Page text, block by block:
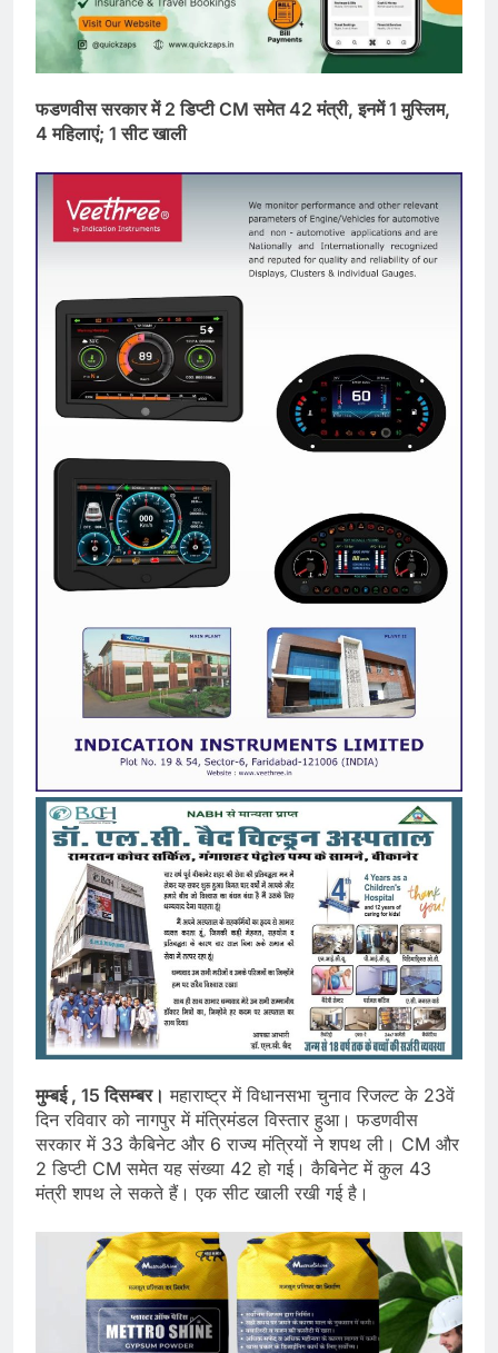
फडणवीस सरकार में 2 डिप्टी CM समेत 42 मंत्री, इनमें 1 मुस्लिम,
4 महिलाएं; 1 सीट खाली
मुम्बई , 15 दिसम्बर। महाराष्ट्र में विधानसभा चुनाव रिजल्ट के 23वें
दिन रविवार को नागपुर में मंत्रिमंडल विस्तार हुआ। फडणवीस
सरकार में 33 कैबिनेट और 6 राज्य मंत्रियों ने शपथ ली। CM और
2 डिप्टी CM समेत यह संख्या 42 हो गई। कैबिनेट में कुल 43
मंत्री शपथ ले सकते हैं। एक सीट खाली रखी गई है।